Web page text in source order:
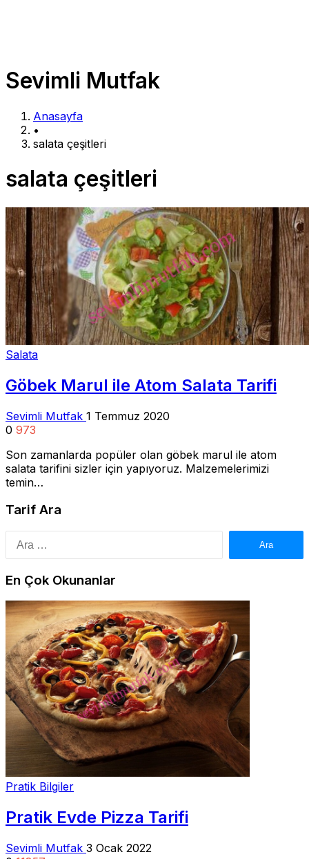
Sevimli Mutfak
Anasayfa
•
salata çeşitleri
salata çeşitleri
Salata
Göbek Marul ile Atom Salata Tarifi
Sevimli Mutfak 1 Temmuz 2020
0 973
Son zamanlarda popüler olan göbek marul ile atom
salata tarifini sizler için yapıyoruz. Malzemelerimizi
temin…
Tarif Ara
En Çok Okunanlar
Pratik Bilgiler
Pratik Evde Pizza Tarifi
Sevimli Mutfak 3 Ocak 2022